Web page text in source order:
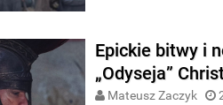
praktycznych
Epickie bitwy i
„Odyseja”
Mateusz Zaczyk